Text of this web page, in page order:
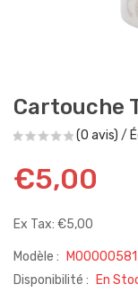
Cartouche
(0 avis) /
€5,00
Ex Tax: €5,00
Modèle :
M00000581
Disponibilité :
En